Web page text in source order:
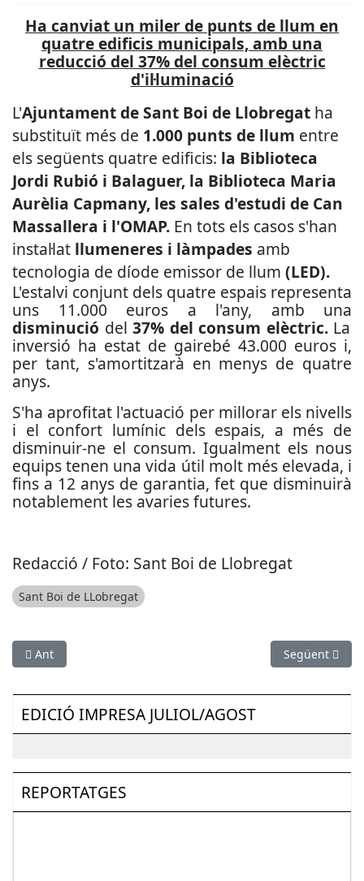
Ha canviat un miler de punts de llum en
quatre edificis municipals, amb una
reducció del 37% del consum elèctric
d'il·luminació
L'Ajuntament de Sant Boi de Llobregat ha
substituït més de 1.000 punts de llum entre
els següents quatre edificis: la Biblioteca
Jordi Rubió i Balaguer, la Biblioteca Maria
Aurèlia Capmany, les sales d'estudi de Can
Massallera i l'OMAP. En tots els casos s'han
instal·lat llumeneres i làmpades amb
tecnologia de díode emissor de llum (LED).
L'estalvi conjunt dels quatre espais representa
uns 11.000 euros a l'any, amb una
disminució del37% del consum elèctric. La
inversió ha estat de gairebé 43.000 euros i,
per tant, s'amortitzarà en menys de quatre
anys.
S'ha aprofitat l'actuació per millorar els nivells
i el confort lumínic dels espais, a més de
disminuir-ne el consum. Igualment els nous
equips tenen una vida útil molt més elevada, i
fins a 12 anys de garantia, fet que disminuirà
notablement les avaries futures.
Redacció / Foto: Sant Boi de Llobregat
Sant Boi de LLobregat
Article anterior: S’activa un episodi per alta contaminació a
Ant Article
Següent
EDICIÓ IMPRESA JULIOL/AGOST
REPORTATGES